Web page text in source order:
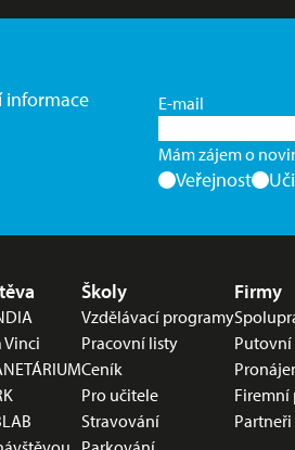
informace
E-mail
Mám zájem o
Veřejnost
v zápatí
Vinci
Školy
Vzdělávací programy
Pracovní listy
Ceník
Pro učitele
Stravování
Firmy
Partneři